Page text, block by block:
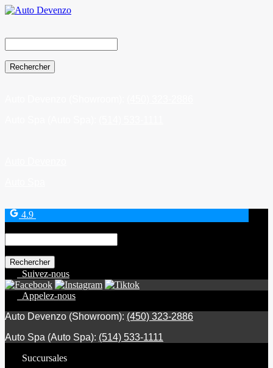
for:
4.9
for:
Suivez-nous
Appelez-nous
Auto Devenzo (Showroom): (450) 323-2886
Auto Spa (Auto Spa): (514) 533-1111
Succursales